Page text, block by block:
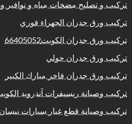
تركيب و تصليح مضخات مياه و نوافير
تركيب ورق جدران الجهراء فوري
تركيب ورق جدران الكويت66405052
تركيب ورق جدران حولي
تركيب ورق جدران فاخر مبارك الكبير
تركيب وصيانة ريسيفرات آندرويد
تركيب وصيانة قطع غيار سيارات نيسان